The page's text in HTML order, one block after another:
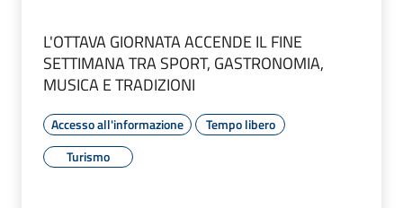
L'OTTAVA GIORNATA ACCENDE IL FINE
SETTIMANA TRA SPORT, GASTRONOMIA,
MUSICA E TRADIZIONI
Accesso all'informazione
Tempo libero
Turismo